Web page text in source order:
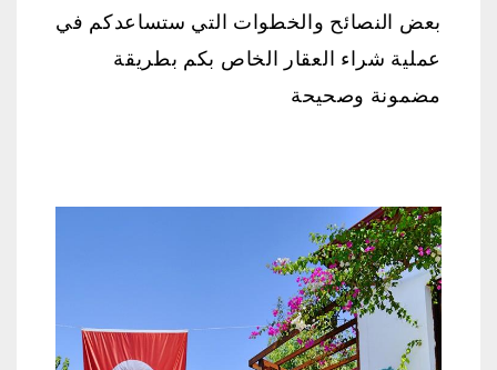
بعض النصائح والخطوات التي ستساعدكم في
عملية شراء العقار الخاص بكم بطريقة
مضمونة وصحيحة